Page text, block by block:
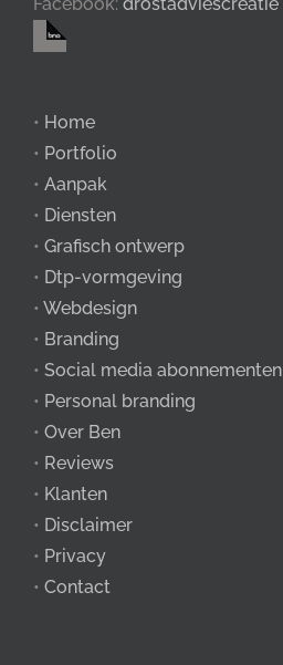
• Home
• Portfolio
• Aanpak
• Diensten
• Grafisch ontwerp
• Dtp-vormgeving
• Webdesign
• Branding
• Social media abonnementen
• Personal branding
• Over Ben
• Reviews
• Klanten
• Disclaimer
• Privacy
• Contact